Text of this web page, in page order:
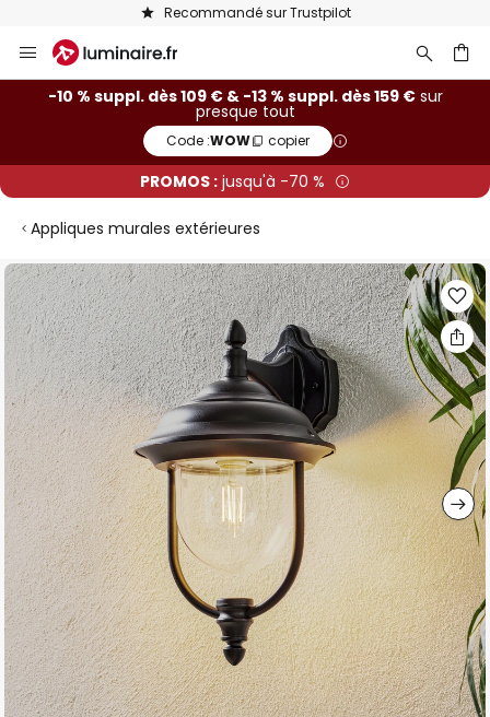
Recommandé sur Trustpilot
Allez
au
contenu
-10 % suppl. dès 109 € & -13 % suppl. dès 159 €sur
presque tout
Code :WOW copier
PROMOS : jusqu'à -70 %
Appliques murales extérieures
Skip
to
the
end
of
the
images
gallery